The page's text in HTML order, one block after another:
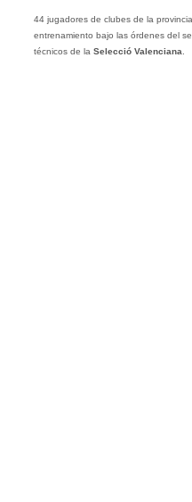
44 jugadores de clubes de la
entrenamiento bajo las órdenes del
técnicos de la Selecció Valenciana